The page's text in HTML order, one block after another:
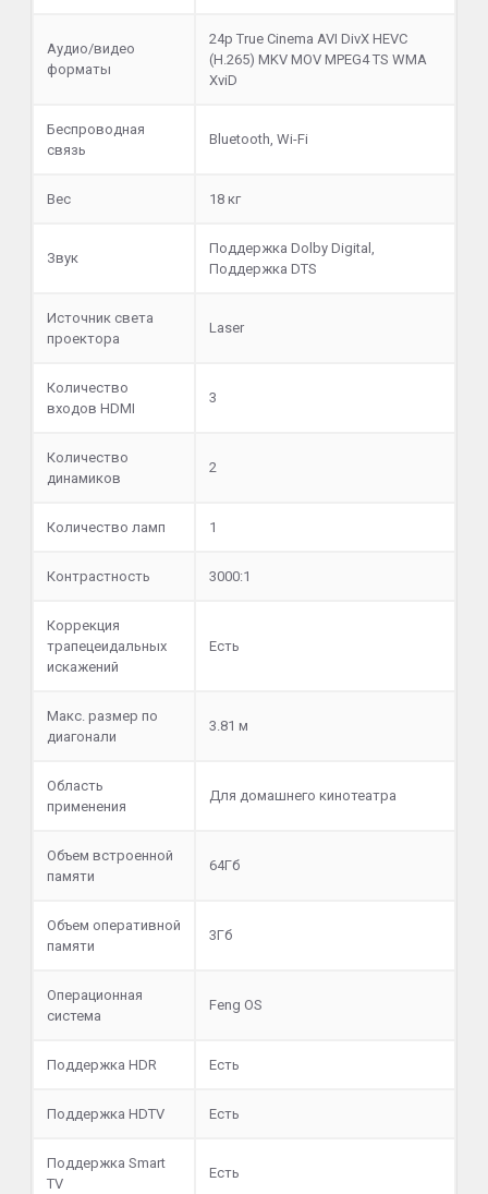
Аудио/видео
форматы
24p True Cinema AVI DivX HEVC
(H.265) MKV MOV MPEG4 TS WMA
XviD
Беспроводная
связь
Bluetooth, Wi-Fi
Вес 18 кг
Звук
Поддержка Dolby Digital,
Поддержка DTS
Источник света
проектора
Laser
Количество
входов HDMI
3
Количество
динамиков
2
Количество ламп 1
Контрастность 3000:1
Коррекция
трапецеидальных
искажений
Есть
Макс. размер по
диагонали
3.81 м
Область
применения
Для домашнего кинотеатра
Объем встроенной
памяти
64Гб
Объем оперативной
памяти
3Гб
Операционная
система
Feng OS
Поддержка HDR Есть
Поддержка HDTV Есть
Поддержка Smart
TV
Есть